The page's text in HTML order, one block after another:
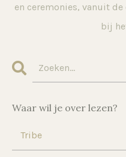
en ceremonies, vanuit
bij
Waar wil je over lezen?